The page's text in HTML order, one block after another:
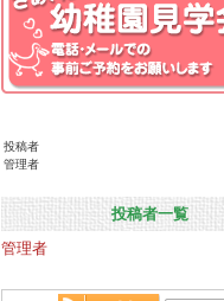
投稿者
管理者
投稿者一覧
管理者